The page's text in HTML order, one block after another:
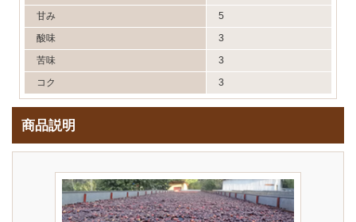
甘み
5
酸味
3
苦味
3
コク
3
商品説明